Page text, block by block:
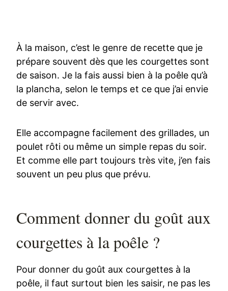
À la maison, c’est le genre de recette que je
prépare souvent dès que les courgettes sont
de saison. Je la fais aussi bien à la poêle qu’à
la plancha, selon le temps et ce que j’ai envie
de servir avec.
Elle accompagne facilement des grillades, un
poulet rôti ou même un simple repas du soir.
Et comme elle part toujours très vite, j’en fais
souvent un peu plus que prévu.
Comment donner du goût aux
courgettes à la poêle ?
Pour donner du goût aux courgettes à la
poêle, il faut surtout bien les saisir, ne pas les